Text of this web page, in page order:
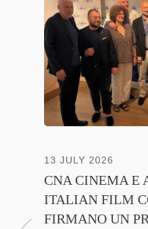
13 JULY 2026
CNA CINEMA E
ITALIAN FILM
FIRMANO UN